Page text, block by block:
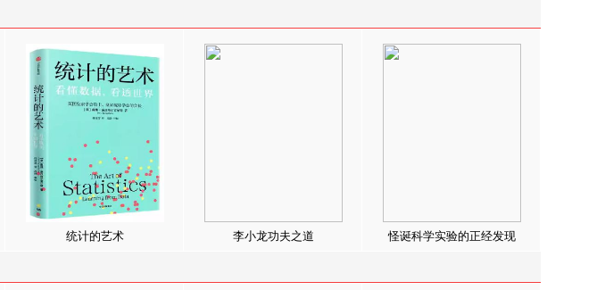
统计的艺术 李小龙功夫之道 怪诞科学实验的正经发现